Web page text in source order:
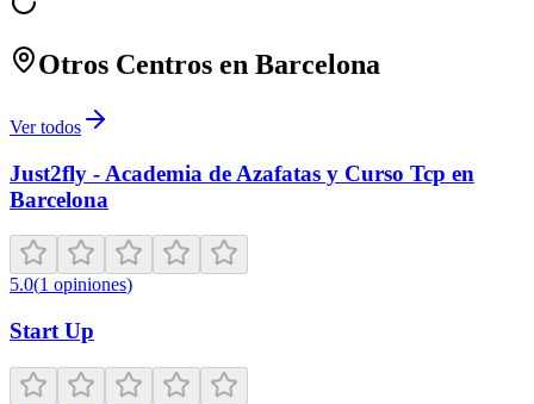
Otros Centros en Barcelona
Ver todos
Just2fly - Academia de Azafatas y Curso Tcp en
Barcelona
5.0(1 opiniones)
Start Up